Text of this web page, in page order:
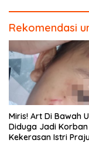
Rekomendasi
Miris! Art Di Bawah
Diduga Jadi Korban
Kekerasan Istri